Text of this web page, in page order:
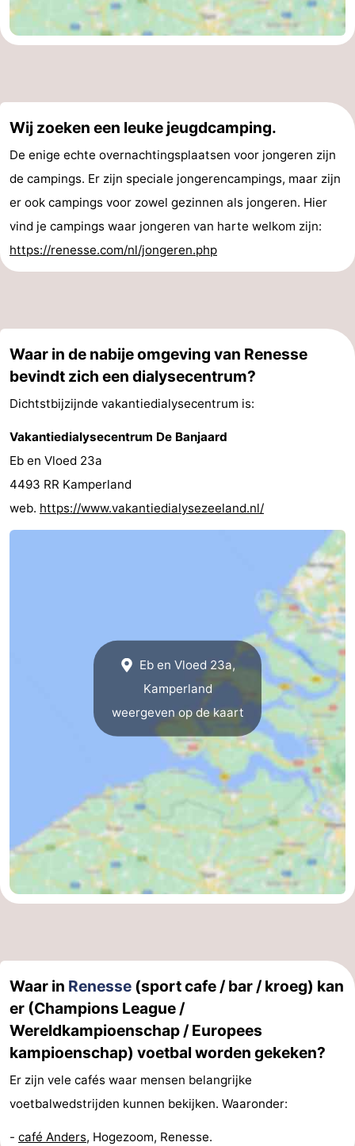
Vlissingen
-
Wij zoeken een leuke jeugdcamping.
De enige echte overnachtingsplaatsen voor jongeren zijn
de campings. Er zijn speciale jongerencampings, maar zijn
er ook campings voor zowel gezinnen als jongeren. Hier
vind je campings waar jongeren van harte welkom zijn:
https://renesse.com/nl/jongeren.php
Waar in de nabije omgeving van Renesse
bevindt zich een dialysecentrum?
Dichtstbijzijnde vakantiedialysecentrum is:
Vakantiedialysecentrum De Banjaard
Eb en Vloed 23a
4493 RR Kamperland
web. https://www.vakantiedialysezeeland.nl/
Eb en Vloed 23a,
Kamperland
weergeven op de kaart
Waar in Renesse (sport cafe / bar / kroeg) kan
er (Champions League /
Wereldkampioenschap / Europees
kampioenschap) voetbal worden gekeken?
Er zijn vele cafés waar mensen belangrijke
voetbalwedstrijden kunnen bekijken. Waaronder:
- café Anders, Hogezoom, Renesse.